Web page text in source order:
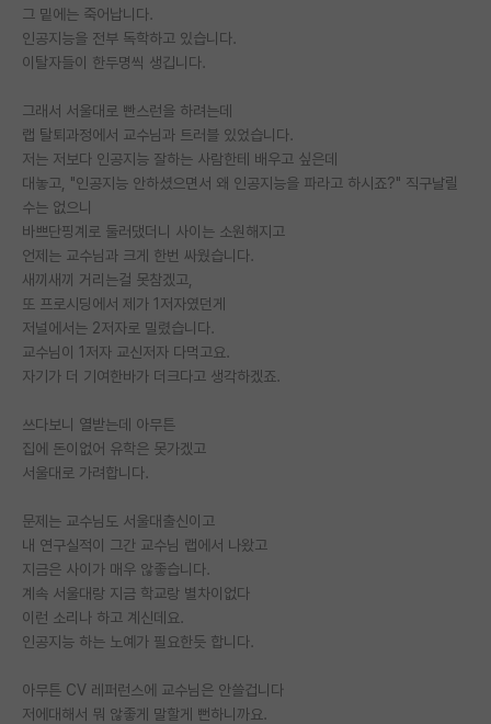
인문사회 계열 게시판
특수/전문대학원 게시판
반도체/AI 게시판
장학금/장학생 게시판
학술 정보 게시판
홍보 게시판
커리어
유학교육
이벤트
반도체 아카데미
재팬라운지 🌸
그 밑에는 죽어납니다.
인공지능을 전부 독학하고 있습니다.
이탈자들이 한두명씩 생깁니다.
그래서 서울대로 빤스런을 하려는데
랩 탈퇴과정에서 교수님과 트러블 있었습니다.
저는 저보다 인공지능 잘하는 사람한테 배우고 싶은데
대놓고, "인공지능 안하셨으면서 왜 인공지능을 파라고 하시죠?" 직구날릴
수는 없으니
바쁘단핑계로 둘러댔더니 사이는 소원해지고
언제는 교수님과 크게 한번 싸웠습니다.
새끼새끼 거리는걸 못참겠고,
또 프로시딩에서 제가 1저자였던게
저널에서는 2저자로 밀렸습니다.
교수님이 1저자 교신저자 다먹고요.
자기가 더 기여한바가 더크다고 생각하겠죠.
쓰다보니 열받는데 아무튼
집에 돈이없어 유학은 못가겠고
서울대로 가려합니다.
문제는 교수님도 서울대출신이고
내 연구실적이 그간 교수님 랩에서 나왔고
지금은 사이가 매우 않좋습니다.
계속 서울대랑 지금 학교랑 별차이없다
이런 소리나 하고 계신데요.
인공지능 하는 노예가 필요한듯 합니다.
아무튼 CV 레퍼런스에 교수님은 안쓸겁니다
저에대해서 뭐 않좋게 말할게 뻔하니까요.